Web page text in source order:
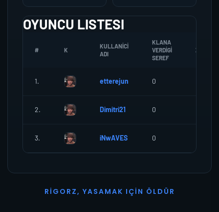
OYUNCU LISTESI
# K
KULLANICI
ADI
KLANA
VERDIGI
SEREF
ZOMBI
1. etterejun 0
2. Dimitri21 0
3. iNwAVES 0
R I G O R Z, YASAMAK I ÇI N Ö L D Ü R